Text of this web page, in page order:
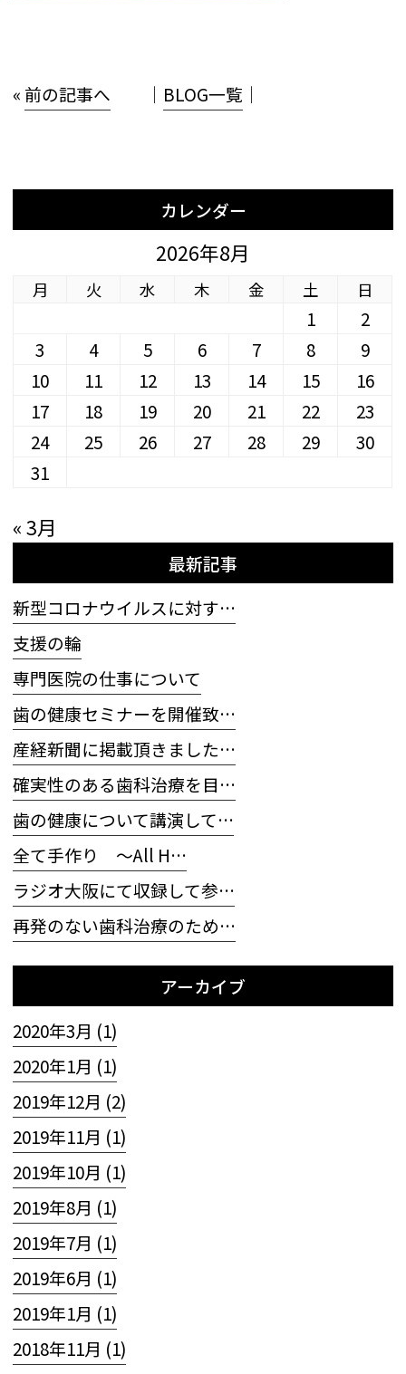
« 前の記事へ │ BLOG一覧 │
カレンダー
2026年8月
月 火 水 木 金 土 日
1
2
3
4 5 6 7 8
9
10
11 12 13 14 15
16
17
18 19 20 21 22
23
24
25 26 27 28 29
30
31
« 3月
最新記事
新型コロナウイルスに対す…
支援の輪
専門医院の仕事について
歯の健康セミナーを開催致…
産経新聞に掲載頂きました…
確実性のある歯科治療を目…
歯の健康について講演して…
全て手作り 〜All H…
ラジオ大阪にて収録して参…
再発のない歯科治療のため…
アーカイブ
2020年3月 (1)
2020年1月 (1)
2019年12月 (2)
2019年11月 (1)
2019年10月 (1)
2019年8月 (1)
2019年7月 (1)
2019年6月 (1)
2019年1月 (1)
2018年11月 (1)